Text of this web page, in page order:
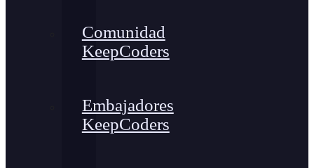
Comunidad
KeepCoders
Embajadores
KeepCoders